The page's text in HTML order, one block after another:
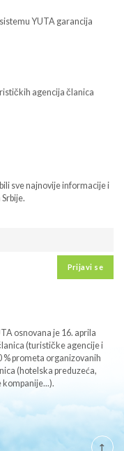
YUTA garancija
agencija članica
sve najnovije informacije i
Prijavi se
osnovana je 16. aprila
(turističke agencije i
prometa organizovanih
(hotelska preduzeća,